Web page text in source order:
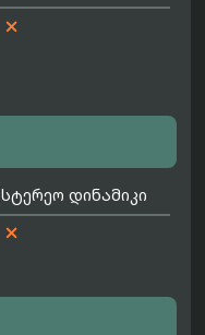

სტერეო დინამიკი
